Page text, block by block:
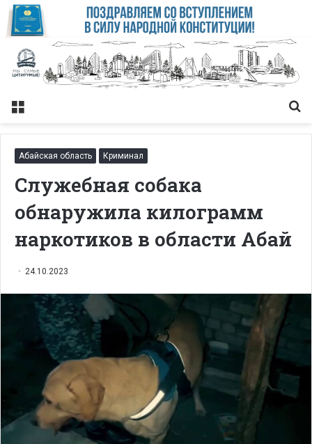
Меню
Абайская область Криминал
Служебная собака
обнаружила килограмм
наркотиков в области Абай
24.10.2023